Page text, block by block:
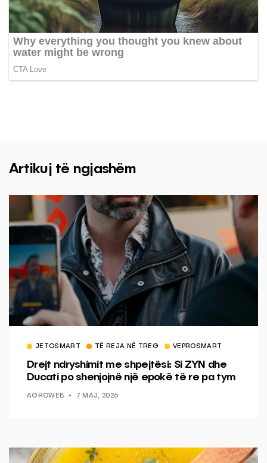
Artikuj të ngjashëm
JETOSMART TË REJA NË TREG VEPROSMART
Drejt ndryshimit me shpejtësi: Si ZYN dhe
Ducati po shenjojnë një epokë të re pa tym
AGROWEB 7 MAJ, 2026